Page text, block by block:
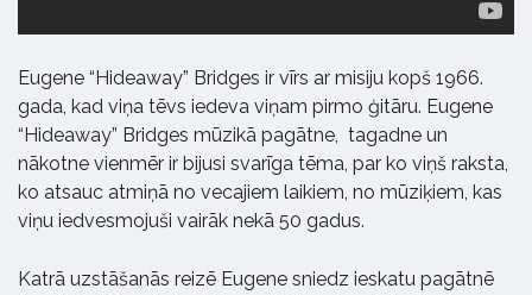
Eugene “Hideaway” Bridges ir vīrs ar misiju kopš 1966.
gada, kad viņa tēvs iedeva viņam pirmo ģitāru. Eugene
“Hideaway” Bridges mūzikā pagātne, tagadne un
nākotne vienmēr ir bijusi svarīga tēma, par ko viņš raksta,
ko atsauc atmiņā no vecajiem laikiem, no mūziķiem, kas
viņu iedvesmojuši vairāk nekā 50 gadus.
Katrā uzstāšanās reizē Eugene sniedz ieskatu pagātnē